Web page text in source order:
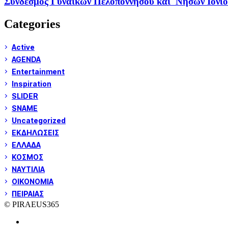
Categories
Active
AGENDA
Entertainment
Inspiration
SLIDER
SNAME
Uncategorized
ΕΚΔΗΛΩΣΕΙΣ
ΕΛΛΑΔΑ
ΚΟΣΜΟΣ
ΝΑΥΤΙΛΙΑ
ΟΙΚΟΝΟΜΙΑ
ΠΕΙΡΑΙΑΣ
© PIRAEUS365